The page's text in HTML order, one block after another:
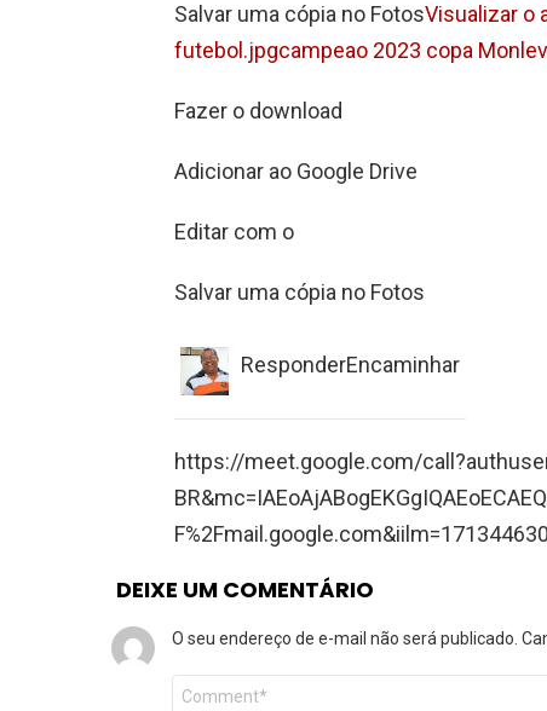
Salvar uma cópia no FotosVisualizar o
futebol.jpgcampeao 2023 copa
Fazer o download
Adicionar ao Google Drive
Editar com o
Salvar uma cópia no Fotos
ResponderEncaminhar
https://meet.google.com/
DEIXE UM COMENTÁRIO
O seu endereço de e-mail não será publicado.
Comentário